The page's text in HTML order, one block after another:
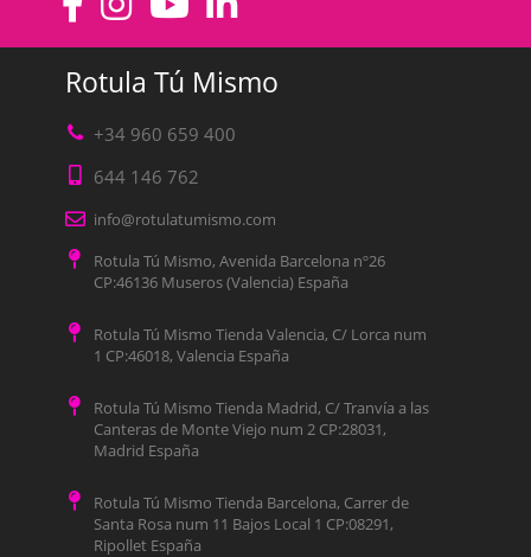
Rotula Tú Mismo
+34 960 659 400
644 146 762
info@rotulatumismo.com
Rotula Tú Mismo, Avenida Barcelona nº26
CP:46136 Museros (Valencia) España
Rotula Tú Mismo Tienda Valencia, C/ Lorca num
1 CP:46018, Valencia España
Rotula Tú Mismo Tienda Madrid, C/ Tranvía a las
Canteras de Monte Viejo num 2 CP:28031,
Madrid España
Rotula Tú Mismo Tienda Barcelona, Carrer de
Santa Rosa num 11 Bajos Local 1 CP:08291,
Ripollet España